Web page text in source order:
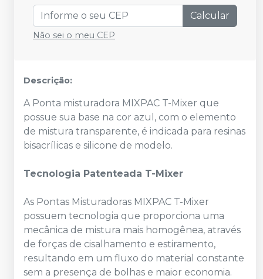
Calcular
Não sei o meu CEP
Descrição:
A Ponta misturadora MIXPAC T-Mixer que
possue sua base na cor azul, com o elemento
de mistura transparente, é indicada para resinas
bisacrílicas e silicone de modelo.
Tecnologia Patenteada T-Mixer
As Pontas Misturadoras MIXPAC T-Mixer
possuem tecnologia que proporciona uma
mecânica de mistura mais homogênea, através
de forças de cisalhamento e estiramento,
resultando em um fluxo do material constante
sem a presença de bolhas e maior economia.